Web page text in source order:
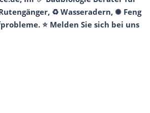
♻ Wasseradern, ✺ Feng
⭐ Melden Sie sich bei uns